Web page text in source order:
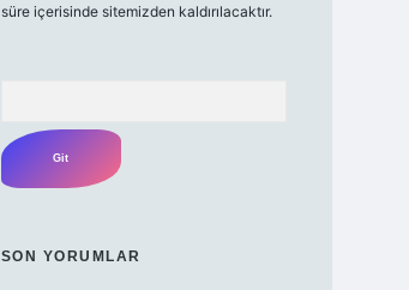
süre içerisinde sitemizden kaldırılacaktır.
SON YORUMLAR